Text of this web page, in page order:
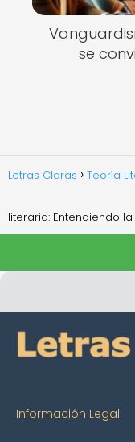
se
Letras Claras Teoría
literaria: Entendiendo
Información Legal